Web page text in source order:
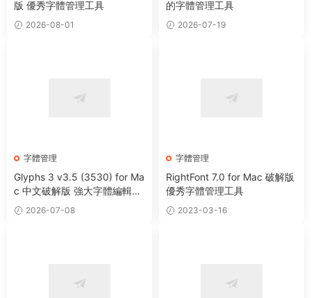
版 優秀字體管理工具
2026-08-01
的字體管理工具
2026-07-19
字體管理
Glyphs 3 v3.5 (3530) for Ma
c 中文破解版 強大字體編輯設
計軟件
2026-07-08
字體管理
RightFont 7.0 for Mac 破解版
優秀字體管理工具
2023-03-16